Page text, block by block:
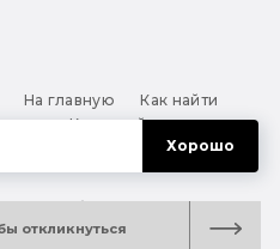
откликнуться
На главную
Как найти
Карта сайта
данных
Файлы cookie
кто заказывает дизайн
Хорошо